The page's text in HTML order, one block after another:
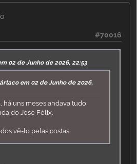
#70016
02 de Junho de 2026, 22:53
em 02 de Junho de 2026,
há uns meses andava tudo
do José Félix.
vê-lo pelas costas.